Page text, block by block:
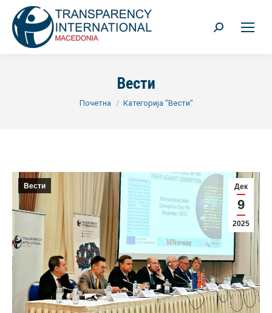
Search:
Вести
You are here:
Почетна Категорија "Вести"
Дек
9
2025
Вести